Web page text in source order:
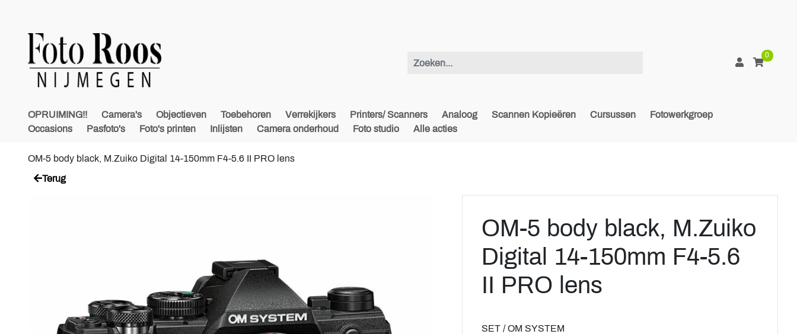
0
OPRUIMING!! Camera's Objectieven Toebehoren Verrekijkers Printers/ Scanners Analoog Scannen Kopieëren Cursussen
Fotowerkgroep
Occasions
Pasfoto's Foto's printen Inlijsten Camera onderhoud Foto studio Alle acties
OM-5 body black, M.Zuiko Digital 14-150mm F4-5.6 II PRO lens
Terug
OM-5 body black, M.Zuiko
Digital 14-150mm F4-5.6
II PRO lens
SET / OM SYSTEM